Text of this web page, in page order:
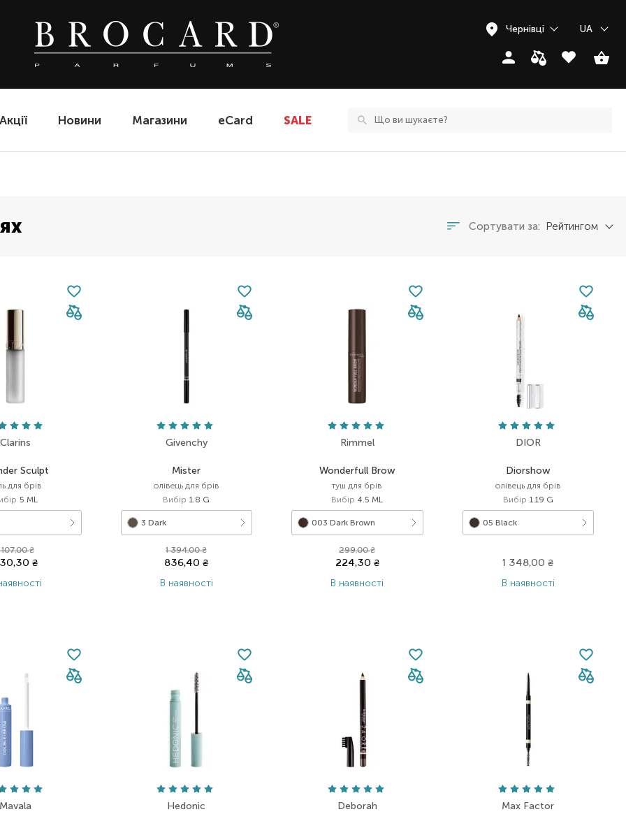
Чернівці UA
Акції Новини Магазини eCard SALE
Сортувати за: Рейтингом
Clarins
Sculpt
для брів
5 ML
107,00₴
₴
Givenchy
Mister
олівець для брів
Вибір 1.8 G
3 Dark
1 394,00₴
836,40₴
В наявності
Rimmel
Wonderfull Brow
туш для брів
Вибір 4.5 ML
003 Dark Brown
299,00₴
224,30 ₴
В наявності
DIOR
Diorshow
олівець для брів
Вибір 1.19 G
05 Black
1 348,00₴
В наявності
Mavala Hedonic Deborah Max Factor